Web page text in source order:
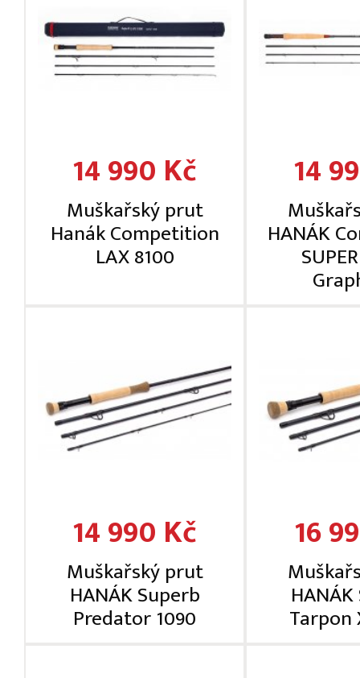
14 990 Kč
Muškařský prut
Hanák Competition
LAX 8100
14
HANÁK
14 990 Kč
Muškařský prut
HANÁK Superb
Predator 1090
16
Tarpon